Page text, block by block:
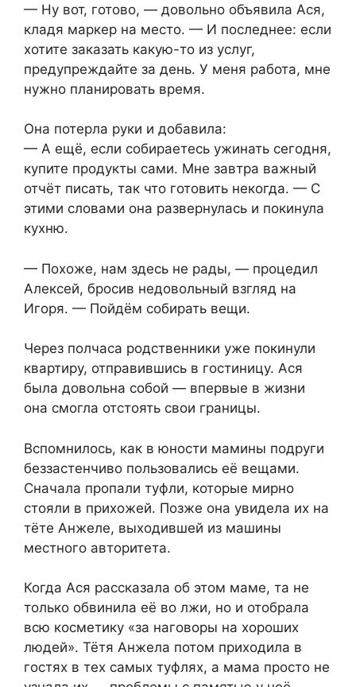
— Ну вот, готово, — довольно объявила Ася,
кладя маркер на место. — И последнее: если
хотите заказать какую-то из услуг,
предупреждайте за день. У меня работа, мне
нужно планировать время.
Она потерла руки и добавила:
— А ещё, если собираетесь ужинать сегодня,
купите продукты сами. Мне завтра важный
отчёт писать, так что готовить некогда. — С
этими словами она развернулась и покинула
кухню.
— Похоже, нам здесь не рады, — процедил
Алексей, бросив недовольный взгляд на
Игоря. — Пойдём собирать вещи.
Через полчаса родственники уже покинули
квартиру, отправившись в гостиницу. Ася
была довольна собой — впервые в жизни
она смогла отстоять свои границы.
Вспомнилось, как в юности мамины подруги
беззастенчиво пользовались её вещами.
Сначала пропали туфли, которые мирно
стояли в прихожей. Позже она увидела их на
тёте Анжеле, выходившей из машины
местного авторитета.
Когда Ася рассказала об этом маме, та не
только обвинила её во лжи, но и отобрала
всю косметику «за наговоры на хороших
людей». Тётя Анжела потом приходила в
гостях в тех самых туфлях, а мама просто не